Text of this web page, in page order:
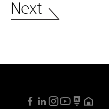
Next